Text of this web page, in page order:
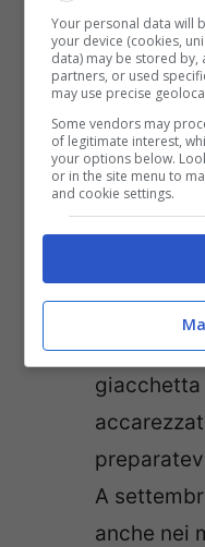
e potrete
belle
scendono
vostra
relax in
una fortuna.
Isola
momento
meglio di
giacchetta
A
anche nei
Your personal data will
your device (cookies,
data) may be stored by,
partners, or used
may use precise
Some vendors may
of legitimate interest,
your options below.
or in the site menu to
and cookie settings.